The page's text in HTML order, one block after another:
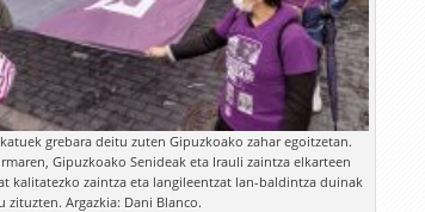
grebara deitu zuten Gipuzkoako zahar egoitzetan.
Gipuzkoako Senideak eta Irauli zaintza elkarteen
kalitatezko zaintza eta langileentzat lan-baldintza duinak
zituzten. Argazkia: Dani Blanco.